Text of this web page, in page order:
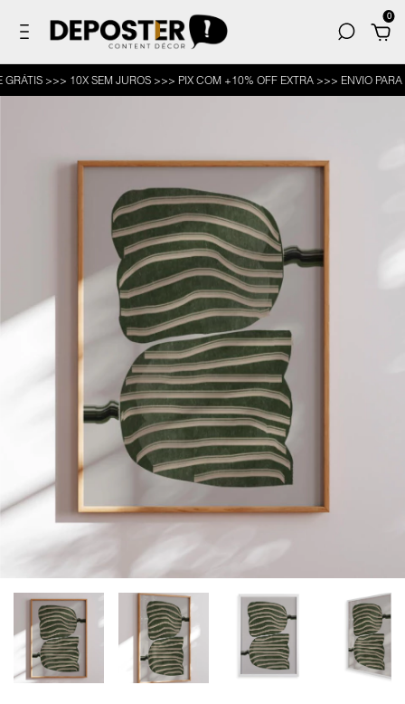
0
>>> 10X SEM JUROS >>> PIX COM +10% OFF EXTRA >>> ENVIO PARA